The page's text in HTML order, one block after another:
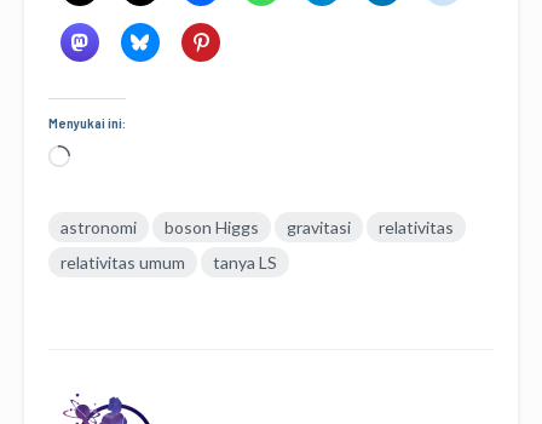
Menyukai ini:
Memuat...
astronomi boson Higgs gravitasi
relativitas
relativitas umum
tanya LS